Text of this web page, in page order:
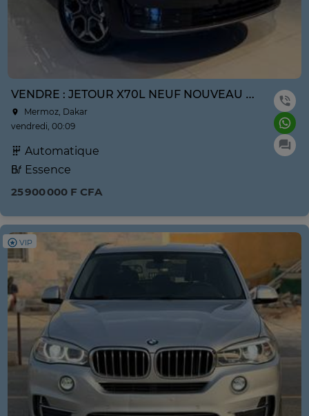
VENDRE : JETOUR X70L NEUF NOUVEAU MODÈLE ANNE 2026
Mermoz, Dakar
vendredi, 00:09
Automatique
Essence
25 900 000 F CFA
VIP